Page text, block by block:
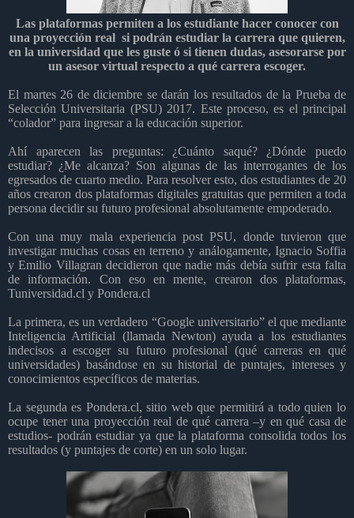
Las plataformas permiten a los estudiante hacer conocer con
una proyección real si podrán estudiar la carrera que quieren,
en la universidad que les guste ó si tienen dudas, asesorarse por
un asesor virtual respecto a qué carrera escoger.
El martes 26 de diciembre se darán los resultados de la Prueba de
Selección Universitaria (PSU) 2017. Este proceso, es el principal
“colador” para ingresar a la educación superior.
Ahí aparecen las preguntas: ¿Cuánto saqué? ¿Dónde puedo
estudiar? ¿Me alcanza? Son algunas de las interrogantes de los
egresados de cuarto medio. Para resolver esto, dos estudiantes de 20
años crearon dos plataformas digitales gratuitas que permiten a toda
persona decidir su futuro profesional absolutamente empoderado.
Con una muy mala experiencia post PSU, donde tuvieron que
investigar muchas cosas en terreno y análogamente, Ignacio Soffia
y Emilio Villagran decidieron que nadie más debía sufrir esta falta
de información. Con eso en mente, crearon dos plataformas,
Tuniversidad.cl y Pondera.cl
La primera, es un verdadero “Google universitario” el que mediante
Inteligencia Artificial (llamada Newton) ayuda a los estudiantes
indecisos a escoger su futuro profesional (qué carreras en qué
universidades) basándose en su historial de puntajes, intereses y
conocimientos específicos de materias.
La segunda es Pondera.cl, sitio web que permitirá a todo quien lo
ocupe tener una proyección real de qué carrera –y en qué casa de
estudios- podrán estudiar ya que la plataforma consolida todos los
resultados (y puntajes de corte) en un solo lugar.